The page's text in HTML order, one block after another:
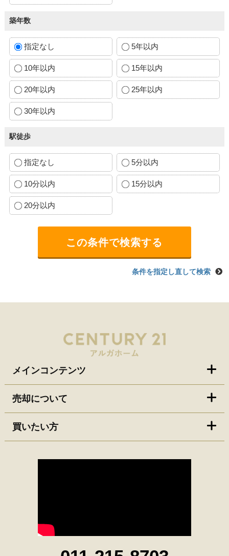
築年数
指定なし 5年以内
10年以内 15年以内
20年以内 25年以内
30年以内
駅徒歩
指定なし 5分以内
10分以内 15分以内
20分以内
条件を指定し直して検索
メインコンテンツ
売却について
買いたい方